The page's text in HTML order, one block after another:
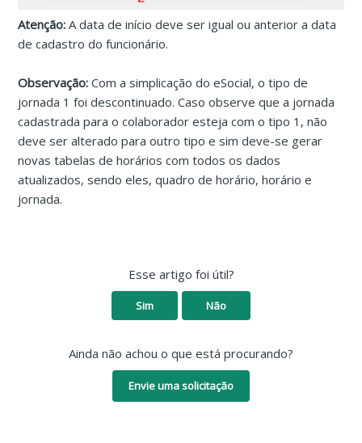
Atenção: A data de início deve ser igual ou anterior a data
de cadastro do funcionário.
Observação: Com a simplicação do eSocial, o tipo de
jornada 1 foi descontinuado. Caso observe que a jornada
cadastrada para o colaborador esteja com o tipo 1, não
deve ser alterado para outro tipo e sim deve-se gerar
novas tabelas de horários com todos os dados
atualizados, sendo eles, quadro de horário, horário e
jornada.
Esse artigo foi útil?
Sim Não
Ainda não achou o que está procurando?
Envie uma solicitação